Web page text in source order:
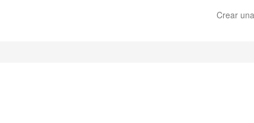
Crear